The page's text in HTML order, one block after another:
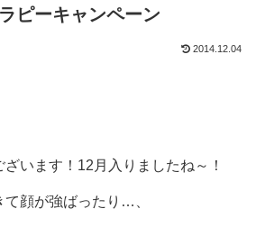
ピーキャンペーン
2014.12.04
います！12月入りましたね～！
顔が強ばったり…、